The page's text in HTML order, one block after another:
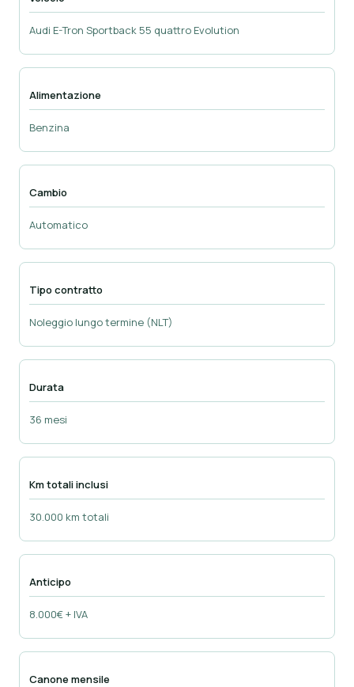
Audi E-Tron Sportback 55 quattro Evolution
Alimentazione
Benzina
Cambio
Automatico
Tipo contratto
Noleggio lungo termine (NLT)
Durata
36 mesi
Km totali inclusi
30.000 km totali
Anticipo
8.000€ + IVA
Canone mensile